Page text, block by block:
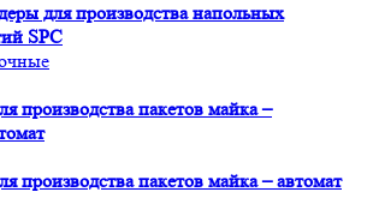
для производства напольных
SPC
производства пакетов майка –
производства пакетов майка – автомат